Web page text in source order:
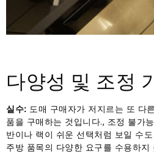
다양성 및 조정
실수: 도매 구매자가 저지르는 또 다
품을 구매하는 것입니다., 조정 불가
반이나 랙이 쉬운 선택처럼 보일 수
주방 품목의 다양한 요구를 수용하지